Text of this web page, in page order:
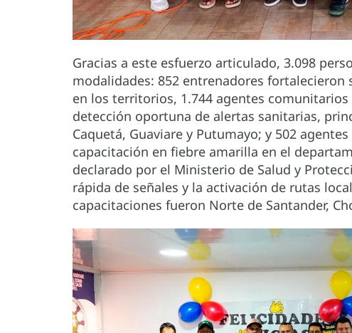
Gracias a este esfuerzo articulado, 3.098
modalidades: 852 entrenadores
en los territorios, 1.744 agentes
detección oportuna de alertas sanitarias,
Caquetá, Guaviare y Putumayo; y 502
capacitación en fiebre amarilla en el
declarado por el Ministerio de Salud y
rápida de señales y la activación de rutas
capacitaciones fueron Norte de Santander,